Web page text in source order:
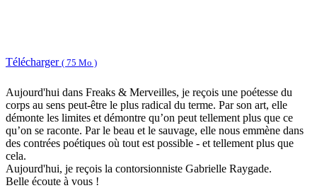
Télécharger ( 75 Mo )
Aujourd'hui dans Freaks & Merveilles, je reçois une poétesse du
corps au sens peut-être le plus radical du terme. Par son art, elle
démonte les limites et démontre qu’on peut tellement plus que ce
qu’on se raconte. Par le beau et le sauvage, elle nous emmène dans
des contrées poétiques où tout est possible - et tellement plus que
cela.
Aujourd'hui, je reçois la contorsionniste Gabrielle Raygade.
Belle écoute à vous !